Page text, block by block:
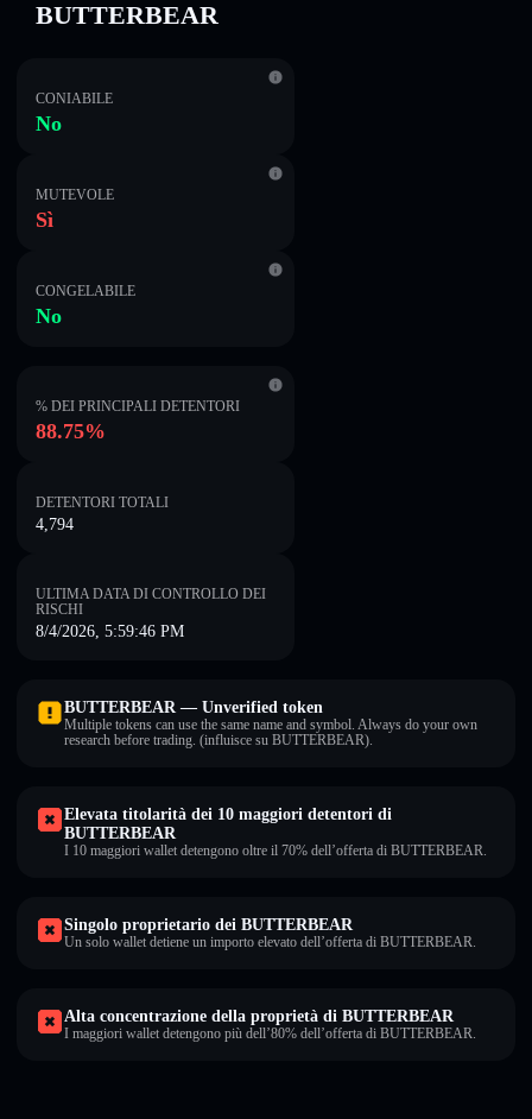
BUTTERBEAR
CONIABILE
No
MUTEVOLE
Sì
CONGELABILE
No
% DEI PRINCIPALI DETENTORI
88.75%
DETENTORI TOTALI
4,794
ULTIMA DATA DI CONTROLLO DEI
RISCHI
8/4/2026, 5:59:46 PM
BUTTERBEAR — Unverified token
Multiple tokens can use the same name and symbol. Always do your own
research before trading. (influisce su BUTTERBEAR).
Elevata titolarità dei 10 maggiori detentori di
BUTTERBEAR
I 10 maggiori wallet detengono oltre il 70% dell’offerta di BUTTERBEAR.
Singolo proprietario dei BUTTERBEAR
Un solo wallet detiene un importo elevato dell’offerta di BUTTERBEAR.
Alta concentrazione della proprietà di BUTTERBEAR
I maggiori wallet detengono più dell’80% dell’offerta di BUTTERBEAR.